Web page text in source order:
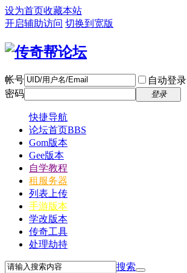
设为首页收藏本站
开启辅助访问 切换到宽版
帐号 自动登录
密码
登录
快捷导航
论坛首页BBS
Gom版本
Gee版本
自学教程
租服务器
列表上传
手游版本
学改版本
传奇工具
处理劫持
搜索